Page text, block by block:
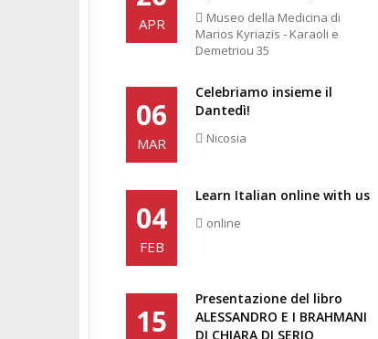
APR
Museo della Medicina di
Marios Kyriazis - Karaoli e
Demetriou 35
06
MAR
Celebriamo insieme il
Dantedì!
Nicosia
04
FEB
Learn Italian online with us
online
15
Presentazione del libro
ALESSANDRO E I BRAHMANI
DI CHIARA DI SERIO